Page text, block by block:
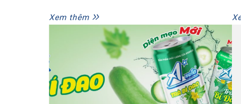
và làm giảm đáng kể sự hào hứng của bạn đối với việc
tập luyện. Tuy nhiên, đây là...
Xem thêm